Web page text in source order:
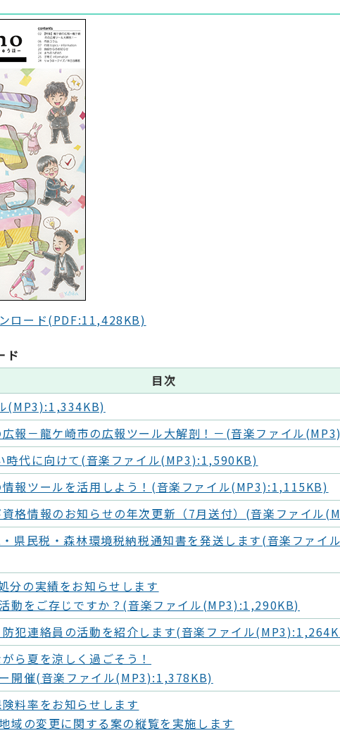
ロード(PDF:11,428KB)
ド
目次
(MP3):1,334KB)
広報－龍ケ崎市の広報ツール大解剖！－(音楽ファイル
時代に向けて(音楽ファイル(MP3):1,590KB)
報ツールを活用しよう！(音楽ファイル(MP3):1,115KB)
格情報のお知らせの年次更新（7月送付）(音楽ファイル
県民税・森林環境税納税通知書を発送します(音楽ファイ
分の実績をお知らせします
活動をご存じですか？(音楽ファイル(MP3):1,290KB)
犯連絡員の活動を紹介します(音楽ファイル
ら夏を涼しく過ごそう！
開催(音楽ファイル(MP3):1,378KB)
料率をお知らせします
域の変更に関する案の縦覧を実施します